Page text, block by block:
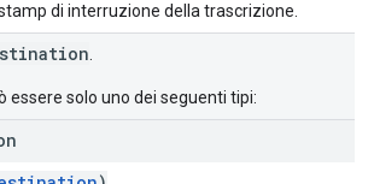
di interruzione della trascrizione.
essere solo uno dei seguenti tipi: